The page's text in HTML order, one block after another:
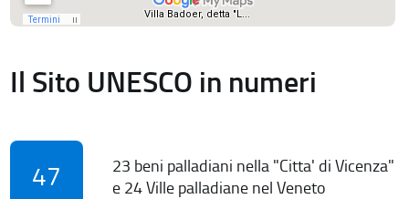
Il Sito UNESCO in numeri
47
23 beni palladiani nella "Citta' di Vicenza"
e 24 Ville palladiane nel Veneto